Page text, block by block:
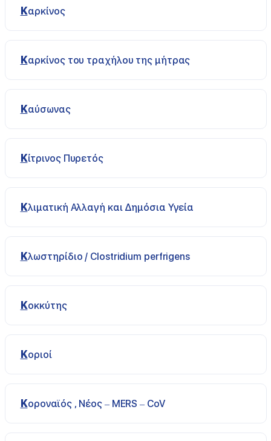
Καρκίνος
Καρκίνος του τραχήλου της μήτρας
Καύσωνας
Κίτρινος Πυρετός
Κλιματική Αλλαγή και Δημόσια Υγεία
Κλωστηρίδιο / Clostridium perfrigens
Κοκκύτης
Κοριοί
Κοροναϊός , Νέος – MERS – CoV